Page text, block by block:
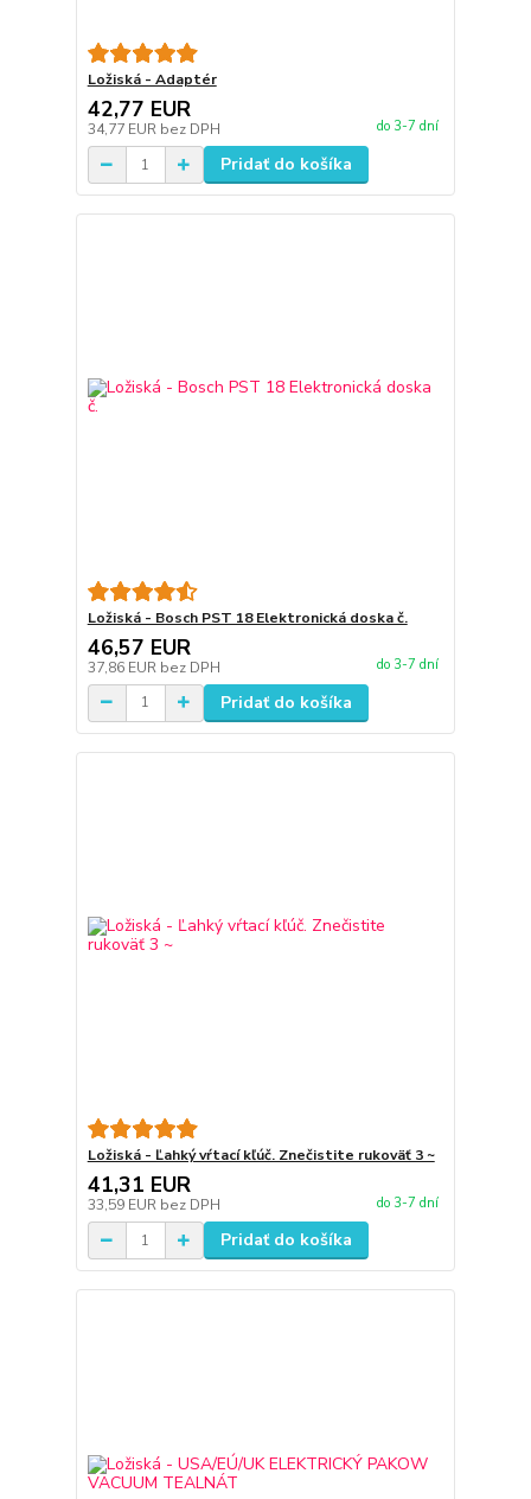
Ložiská - Adaptér
42,77 EUR
34,77 EUR bez DPH do 3-7 dní
Pridať do košíka
Ložiská - Bosch PST 18 Elektronická doska č.
46,57 EUR
37,86 EUR bez DPH do 3-7 dní
Pridať do košíka
Ložiská - Ľahký vŕtací kľúč. Znečistite rukoväť 3 ~
41,31 EUR
33,59 EUR bez DPH do 3-7 dní
Pridať do košíka